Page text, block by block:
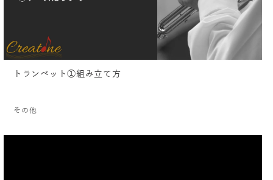
トランペット①組み立て方
その他